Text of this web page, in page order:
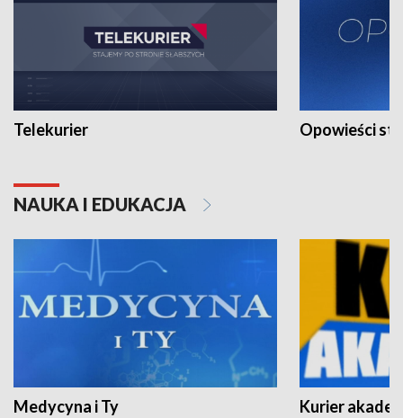
Telekurier Opowieści
NAUKA I EDUKACJA
Medycyna i Ty Kurier